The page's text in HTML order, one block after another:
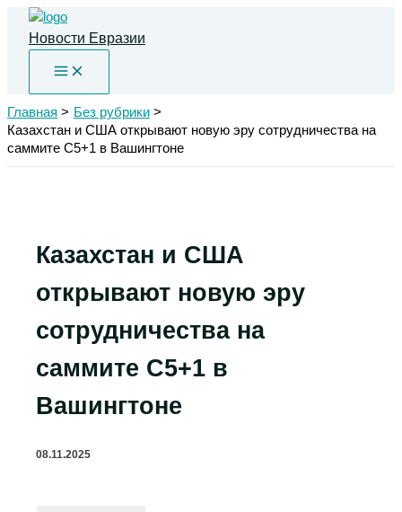
Перейти
содержимому
Новости Евразии
Главная
Без рубрики
Казахстан и США открывают новую эру сотрудничества на
саммите C5+1 в Вашингтоне
Казахстан и США
открывают новую эру
сотрудничества на
саммите C5+1 в
Вашингтоне
08.11.2025